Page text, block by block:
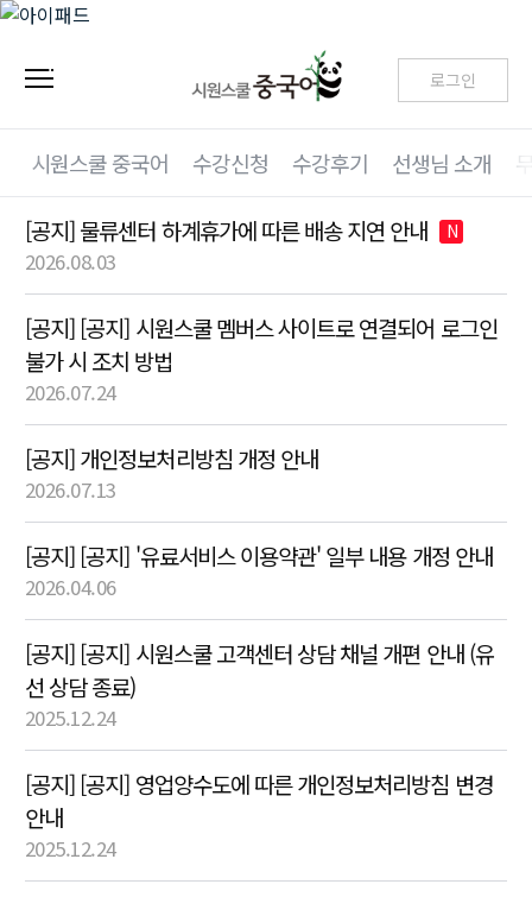
로그인
시원스쿨 중국어 수강신청 수강후기 선생님 소개
[공지] 물류센터 하계휴가에 따른 배송 지연 안내 N
2026.08.03
[공지] [공지] 시원스쿨 멤버스 사이트로 연결되어 로그인
불가 시 조치 방법
2026.07.24
[공지] 개인정보처리방침 개정 안내
2026.07.13
[공지] [공지] '유료서비스 이용약관' 일부 내용 개정 안내
2026.04.06
[공지] [공지] 시원스쿨 고객센터 상담 채널 개편 안내 (유
선 상담 종료)
2025.12.24
[공지] [공지] 영업양수도에 따른 개인정보처리방침 변경
안내
2025.12.24